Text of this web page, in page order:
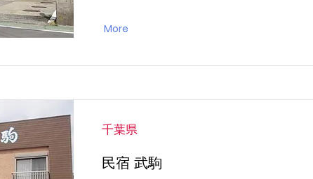
More
千葉県
民宿 武駒